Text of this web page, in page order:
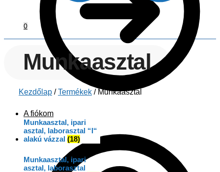
A fiókom
0
Munkaasztal
Kezdőlap /Termékek / Munkaasztal
Munkaasztal, ipari
asztal, laborasztal “I“
alakú vázzal (18)
Munkaasztal, ipari
asztal, laborasztal